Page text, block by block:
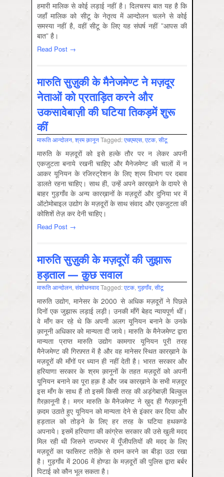
हमारी मालिक से कोई लड़ाई नहीं है। दिलचस्प बात यह है कि
जहाँ मालिक को सीटू के नेतृत्व में आन्दोलन चलने से कोई
समस्या नहीं है, वहीं सीटू के लिए यह संघर्ष नहीं ”आपस की
बात” है।
Read Post →
मारुति सुज़ुकी के मैनेजमेण्ट ने मज़दूर
नेताओं को प्रताड़ित करने और
उकसावेबाज़ी की घटिया तिकड़में शुरू
कीं
मारूति आन्‍दोलन, श्रम क़ानूनTagged:एचएमएस, एटक, सीटू
मारुति के मज़दूरों को इसे हल्के तौर पर न लेकर अपनी
एकजुटता बनाये रखनी चाहिए और मैनेजमेण्ट की चालों में न
आकर यूनियन के रजिस्ट्रेशन के लिए श्रम विभाग पर दबाव
डालते रहना चाहिए। साथ ही, उन्हें अपने कारख़ाने के दायरे से
बाहर गुड़गाँव के अन्य कारख़ानों के मज़दूरों और दुनिया भर में
ऑटोमोबाइल उद्योग के मज़दूरों के साथ संवाद और एकजुटता की
कोशिशें तेज़ कर देनी चाहिए।
Read Post →
मारुति सुज़ुकी के मज़दूरों की जुझारू
हड़ताल — क़ुछ सवाल
मारूति आन्‍दोलन, संशोधनवादTagged:एटक, गुड़गाँव, सीटू
मारुति उद्योग, मानेसर के 2000 से अधिक मज़दूरों ने पिछले
दिनों एक जुझारू लड़ाई लड़ी। उनकी माँगें बेहद न्यायपूर्ण थीं।
वे माँग कर रहे थे कि अपनी अलग यूनियन बनाने के उनके
क़ानूनी अधिकार को मान्यता दी जाये। मारुति के मैनेजमेण्ट द्वारा
मान्यता प्राप्त मारुति उद्योग कामगार यूनियन पूरी तरह
मैनेजमेण्ट की गिरफ़्रत में है और वह मानेसर स्थित कारख़ाने के
मज़दूरों की माँगों पर ध्यान ही नहीं देती है। भारत सरकार और
हरियाणा सरकार के श्रम क़ानूनों के तहत मज़दूरों को अपनी
यूनियन बनाने का पूरा हक़ है और जब कारख़ाने के सभी मज़दूर
इस माँग के साथ हैं तो इसमें किसी तरह की अड़ंगेबाज़ी बिल्कुल
ग़ैरक़ानूनी है। मगर मारुति के मैनेजमेण्ट ने ख़ुद ही गैरक़ानूनी
क़दम उठाते हुए यूनियन को मान्यता देने से इंकार कर दिया और
हड़ताल को तोड़ने के लिए हर तरह के घटिया हथकण्डे
अपनाये। इसमें हरियाणा की कांग्रेस सरकार की उसे खुली मदद
मिल रही थी जिसने राज्यभर में पूँजीपतियों की मदद के लिए
मज़दूरों का फासिस्ट तरीक़े से दमन करने का बीड़ा उठा रखा
है। गुड़गाँव में 2006 में होण्डा के मज़दूरों की पुलिस द्वारा बर्बर
पिटाई को कौन भूल सकता है।